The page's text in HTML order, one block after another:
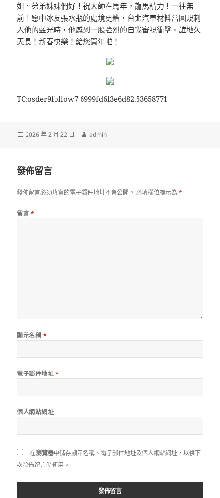
姐、弟弟妹妹們好！祝大師在馬年，龍馬精力！一往無
前！愿中冰友張水瓶的處境更糟， 台北汽車材料當圓規刺
入他的藍光時，他感到一股強烈的自我審視衝擊。誼地久
天長！新春快樂！給您賀年啦！
TC:osder9follow7 6999fd6f3e6d82.53658771
發
2026 年 2 月 22 日
作
admin
發佈留言
發佈留言必須填寫的電子郵件地址不會公開。 必填欄位標示為*
留言 *
顯示名稱 *
電子郵件地址 *
個人網站網址
在瀏覽器中儲存顯示名稱、電子郵件地址及個人網站網址，以供下
次發佈留言時使用。